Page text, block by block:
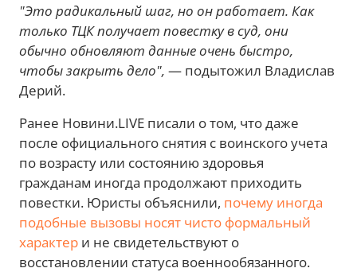
"Это радикальный шаг, но он работает. Как
только ТЦК получает повестку в суд, они
обычно обновляют данные очень быстро,
чтобы закрыть дело", — подытожил Владислав
Дерий.
Ранее Новини.LIVE писали о том, что даже
после официального снятия с воинского учета
по возрасту или состоянию здоровья
гражданам иногда продолжают приходить
повестки. Юристы объяснили, почему иногда
подобные вызовы носят чисто формальный
характер и не свидетельствуют о
восстановлении статуса военнообязанного.